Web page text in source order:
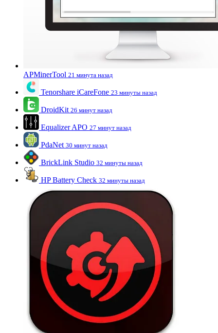
APMinerTool 21 минута назад
Tenorshare iCareFone 23 минуты назад
DroidKit 26 минут назад
Equalizer APO 27 минут назад
PdaNet 30 минут назад
BrickLink Studio 32 минуты назад
HP Battery Check 32 минуты назад